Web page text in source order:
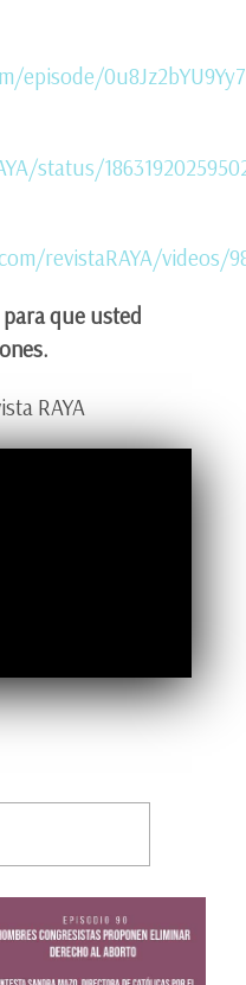
status/
revistaRAYA/videos/
que usted
RAYA